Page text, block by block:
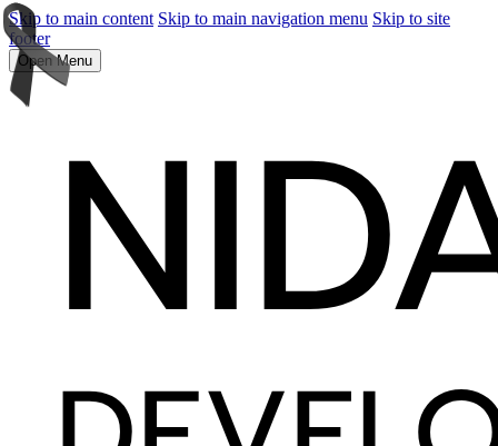
Skip to main content Skip to main navigation menu Skip to site
footer
Open Menu